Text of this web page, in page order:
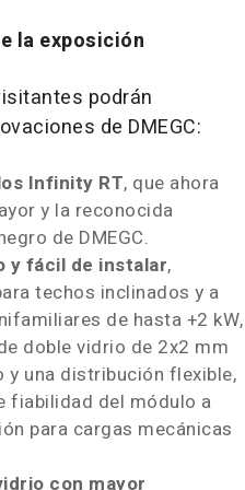
la exposición
podrán
de DMEGC:
Infinity RT, que ahora
y la reconocida
de DMEGC.
y fácil de instalar,
techos inclinados y a
de hasta +2 kW,
doble vidrio de 2x2 mm
y una distribución flexible,
fiabilidad del módulo a
para cargas mecánicas
con mayor